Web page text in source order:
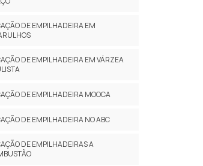
DE EMPILHADEIRA EM
DE EMPILHADEIRA EM VÁRZEA
DE EMPILHADEIRA MOOCA
DE EMPILHADEIRA NO ABC
DE EMPILHADEIRAS A